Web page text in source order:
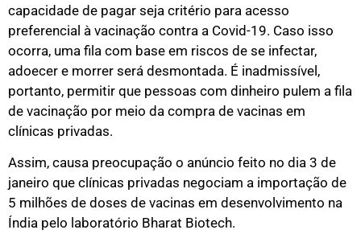
capacidade de pagar seja critério para acesso
preferencial à vacinação contra a Covid-19. Caso isso
ocorra, uma fila com base em riscos de se infectar,
adoecer e morrer será desmontada. É inadmissível,
portanto, permitir que pessoas com dinheiro pulem a fila
de vacinação por meio da compra de vacinas em
clínicas privadas.
Assim, causa preocupação o anúncio feito no dia 3 de
janeiro que clínicas privadas negociam a importação de
5 milhões de doses de vacinas em desenvolvimento na
Índia pelo laboratório Bharat Biotech.